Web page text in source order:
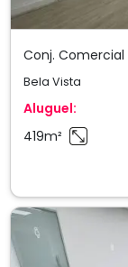
Conj. Comercial
Bela Vista
Aluguel:
419m²